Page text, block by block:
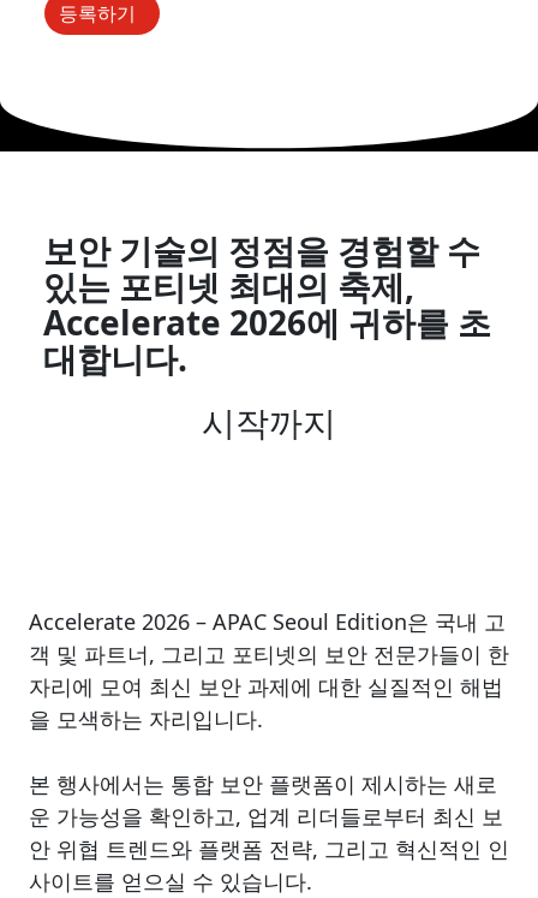
등록하기
보안 기술의 정점을 경험할 수
있는 포티넷 최대의 축제,
Accelerate 2026에 귀하를 초
대합니다.
시작까지
Accelerate 2026 – APAC Seoul Edition은 국내 고
객 및 파트너, 그리고 포티넷의 보안 전문가들이 한
자리에 모여 최신 보안 과제에 대한 실질적인 해법
을 모색하는 자리입니다.
본 행사에서는 통합 보안 플랫폼이 제시하는 새로
운 가능성을 확인하고, 업계 리더들로부터 최신 보
안 위협 트렌드와 플랫폼 전략, 그리고 혁신적인 인
사이트를 얻으실 수 있습니다.